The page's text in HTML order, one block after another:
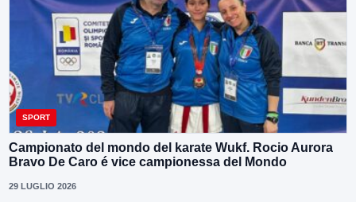
SPORT
Campionato del mondo del karate Wukf. Rocio Aurora
Bravo De Caro é vice campionessa del Mondo
29 LUGLIO 2026